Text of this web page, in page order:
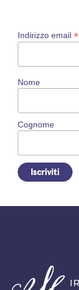
Indirizzo email *
Nome
Cognome